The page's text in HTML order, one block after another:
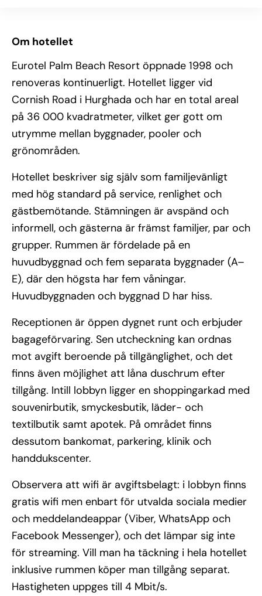
Om hotellet
Eurotel Palm Beach Resort öppnade 1998 och
renoveras kontinuerligt. Hotellet ligger vid
Cornish Road i Hurghada och har en total areal
på 36 000 kvadratmeter, vilket ger gott om
utrymme mellan byggnader, pooler och
grönområden.
Hotellet beskriver sig själv som familjevänligt
med hög standard på service, renlighet och
gästbemötande. Stämningen är avspänd och
informell, och gästerna är främst familjer, par och
grupper. Rummen är fördelade på en
huvudbyggnad och fem separata byggnader (A–
E), där den högsta har fem våningar.
Huvudbyggnaden och byggnad D har hiss.
Receptionen är öppen dygnet runt och erbjuder
bagageförvaring. Sen utcheckning kan ordnas
mot avgift beroende på tillgänglighet, och det
finns även möjlighet att låna duschrum efter
tillgång. Intill lobbyn ligger en shoppingarkad med
souvenirbutik, smyckesbutik, läder- och
textilbutik samt apotek. På området finns
dessutom bankomat, parkering, klinik och
handdukscenter.
Observera att wifi är avgiftsbelagt: i lobbyn finns
gratis wifi men enbart för utvalda sociala medier
och meddelandeappar (Viber, WhatsApp och
Facebook Messenger), och det lämpar sig inte
för streaming. Vill man ha täckning i hela hotellet
inklusive rummen köper man tillgång separat.
Hastigheten uppges till 4 Mbit/s.